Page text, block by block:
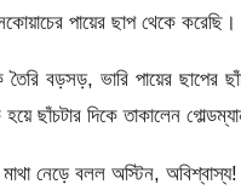
পায়ের ছাপ থেকে করেছি।
তৈরি বড়সড়, ভারি পায়ের ছাপের
ছাঁচটার দিকে তাকালেন
নেড়ে বলল অস্টিন, অবিশ্বাস্য!